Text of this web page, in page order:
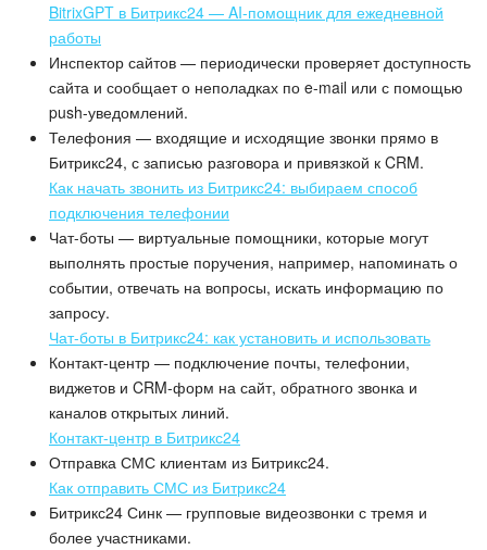
BitrixGPT в Битрикс24 — AI-помощник для ежедневной
работы
Инспектор сайтов — периодически проверяет доступность
сайта и сообщает о неполадках по e-mail или с помощью
push-уведомлений.
Телефония — входящие и исходящие звонки прямо в
Битрикс24, с записью разговора и привязкой к CRM.
Как начать звонить из Битрикс24: выбираем способ
подключения телефонии
Чат-боты — виртуальные помощники, которые могут
выполнять простые поручения, например, напоминать о
событии, отвечать на вопросы, искать информацию по
запросу.
Чат-боты в Битрикс24: как установить и использовать
Контакт-центр — подключение почты, телефонии,
виджетов и CRM-форм на сайт, обратного звонка и
каналов открытых линий.
Контакт-центр в Битрикс24
Отправка СМС клиентам из Битрикс24.
Как отправить СМС из Битрикс24
Битрикс24 Синк — групповые видеозвонки с тремя и
более участниками.